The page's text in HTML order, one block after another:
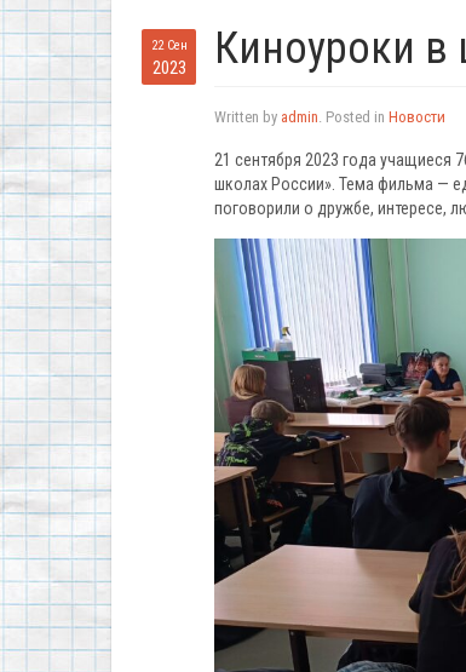
22 Сен
2023 Киноуроки в
Written by admin. Posted in Новости
21 сентября 2023 года учащиеся
школах России». Тема фильма —
поговорили о дружбе, интересе,